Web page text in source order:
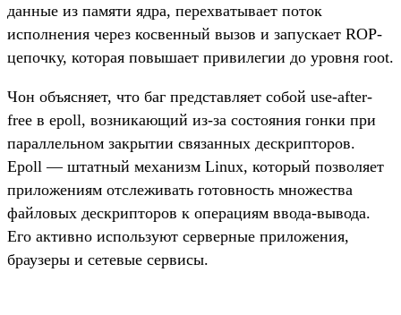
данные из памяти ядра, перехватывает поток
исполнения через косвенный вызов и запускает ROP-
цепочку, которая повышает привилегии до уровня root.
Чон объясняет, что баг представляет собой use-after-
free в epoll, возникающий из-за состояния гонки при
параллельном закрытии связанных дескрипторов.
Epoll — штатный механизм Linux, который позволяет
приложениям отслеживать готовность множества
файловых дескрипторов к операциям ввода-вывода.
Его активно используют серверные приложения,
браузеры и сетевые сервисы.